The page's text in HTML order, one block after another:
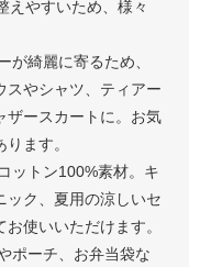
えやすいため、様々
が綺麗に寄るため、
スやシャツ、ティアー
ザースカートに。お気
ます。
ットン100%素材。キ
ック、夏用の涼しいセ
使いいただけます。
ポーチ、お弁当袋な